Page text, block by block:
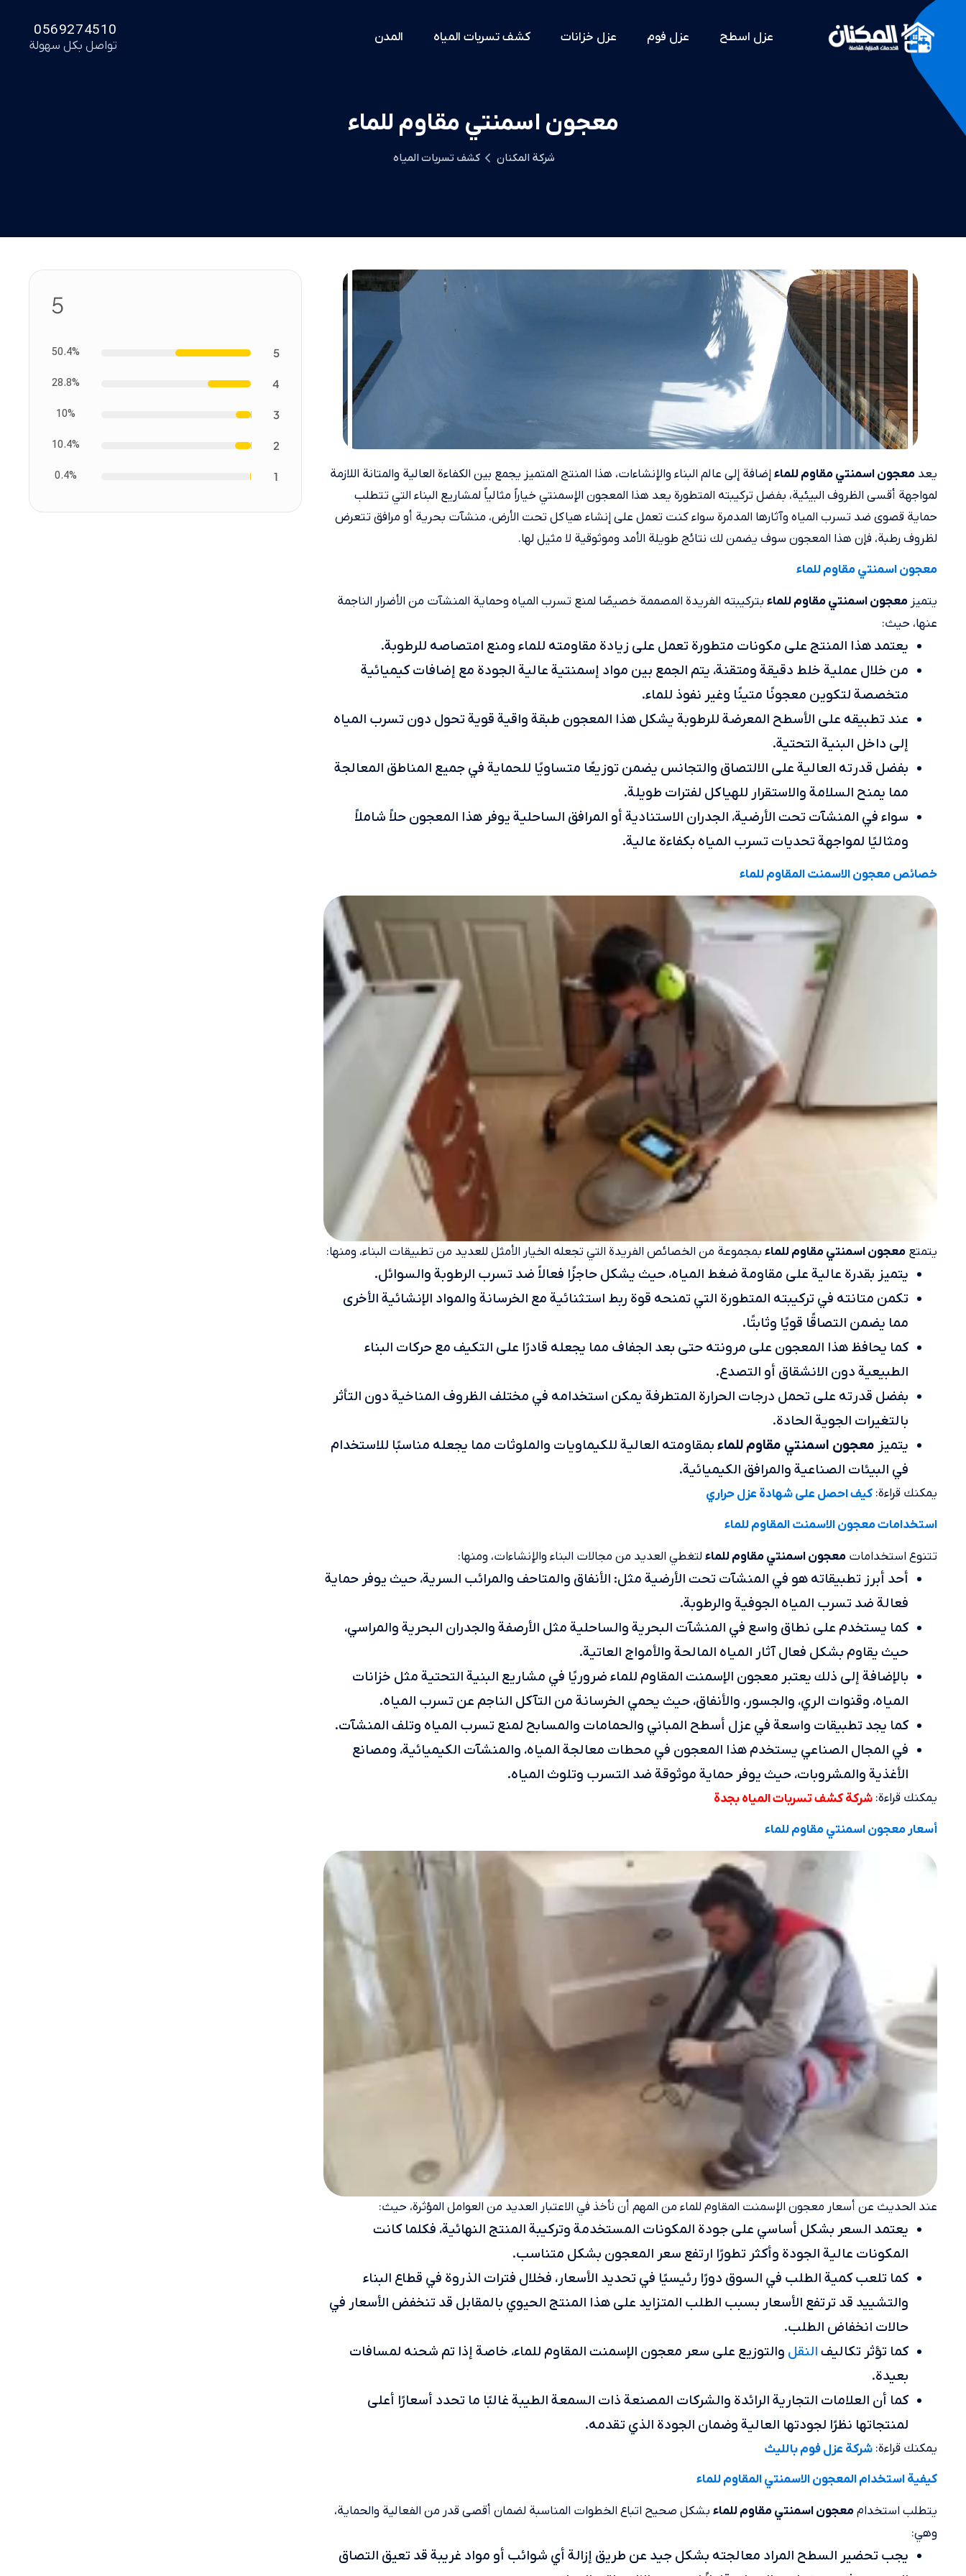
عزل اسطح عزل فوم عزل خزانات كشف تسربات المياه المدن 0569274510
تواصل بكل سهولة
معجون اسمنتي مقاوم للماء
شركة المكنان كشف تسربات المياه
يعد معجون اسمنتي مقاوم للماءإضافة إلى عالم البناء والإنشاءات، هذا المنتج المتميز يجمع بين الكفاءة العالية والمتانة اللازمة
لمواجهة أقسى الظروف البيئية، بفضل تركيبته المتطورة يعد هذا المعجون الإسمنتي خياراً مثالياً لمشاريع البناء التي تتطلب
حماية قصوى ضد تسرب المياه وآثارها المدمرة سواء كنت تعمل على إنشاء هياكل تحت الأرض، منشآت بحرية أو مرافق تتعرض
لظروف رطبة، فإن هذا المعجون سوف يضمن لك نتائج طويلة الأمد وموثوقية لا مثيل لها.
معجون اسمنتي مقاوم للماء
يتميز معجون اسمنتي مقاوم للماء بتركيبته الفريدة المصممة خصيصًا لمنع تسرب المياه وحماية المنشآت من الأضرار الناجمة
عنها، حيث:
يعتمد هذا المنتج على مكونات متطورة تعمل على زيادة مقاومته للماء ومنع امتصاصه للرطوبة.
من خلال عملية خلط دقيقة ومتقنة، يتم الجمع بين مواد إسمنتية عالية الجودة مع إضافات كيميائية
متخصصة لتكوين معجونًا متينًا وغير نفوذ للماء.
عند تطبيقه على الأسطح المعرضة للرطوبة يشكل هذا المعجون طبقة واقية قوية تحول دون تسرب المياه
إلى داخل البنية التحتية.
بفضل قدرته العالية على الالتصاق والتجانس يضمن توزيعًا متساويًا للحماية في جميع المناطق المعالجة
مما يمنح السلامة والاستقرار للهياكل لفترات طويلة.
سواء في المنشآت تحت الأرضية، الجدران الاستنادية أو المرافق الساحلية يوفر هذا المعجون حلاً شاملاً
ومثاليًا لمواجهة تحديات تسرب المياه بكفاءة عالية.
خصائص معجون الاسمنت المقاوم للماء
يتمتع معجون اسمنتي مقاوم للماء بمجموعة من الخصائص الفريدة التي تجعله الخيار الأمثل للعديد من تطبيقات البناء، ومنها:
يتميز بقدرة عالية على مقاومة ضغط المياه، حيث يشكل حاجزًا فعالاً ضد تسرب الرطوبة والسوائل.
تكمن متانته في تركيبته المتطورة التي تمنحه قوة ربط استثنائية مع الخرسانة والمواد الإنشائية الأخرى
مما يضمن التصاقًا قويًا وثابتًا.
كما يحافظ هذا المعجون على مرونته حتى بعد الجفاف مما يجعله قادرًا على التكيف مع حركات البناء
الطبيعية دون الانشقاق أو التصدع.
بفضل قدرته على تحمل درجات الحرارة المتطرفة يمكن استخدامه في مختلف الظروف المناخية دون التأثر
بالتغيرات الجوية الحادة.
يتميز معجون اسمنتي مقاوم للماء بمقاومته العالية للكيماويات والملوثات مما يجعله مناسبًا للاستخدام
في البيئات الصناعية والمرافق الكيميائية.
يمكنك قراءة: كيف احصل على شهادة عزل حراري
استخدامات معجون الاسمنت المقاوم للماء
تتنوع استخدامات معجون اسمنتي مقاوم للماء لتغطي العديد من مجالات البناء والإنشاءات، ومنها:
أحد أبرز تطبيقاته هو في المنشآت تحت الأرضية مثل: الأنفاق والمتاحف والمرائب السرية، حيث يوفر حماية
فعالة ضد تسرب المياه الجوفية والرطوبة.
كما يستخدم على نطاق واسع في المنشآت البحرية والساحلية مثل الأرصفة والجدران البحرية والمراسي،
حيث يقاوم بشكل فعال آثار المياه المالحة والأمواج العاتية.
بالإضافة إلى ذلك يعتبر معجون الإسمنت المقاوم للماء ضروريًا في مشاريع البنية التحتية مثل خزانات
المياه، وقنوات الري، والجسور، والأنفاق، حيث يحمي الخرسانة من التآكل الناجم عن تسرب المياه.
كما يجد تطبيقات واسعة في عزل أسطح المباني والحمامات والمسابح لمنع تسرب المياه وتلف المنشآت.
في المجال الصناعي يستخدم هذا المعجون في محطات معالجة المياه، والمنشآت الكيميائية، ومصانع
الأغذية والمشروبات، حيث يوفر حماية موثوقة ضد التسرب وتلوث المياه.
يمكنك قراءة: شركة كشف تسربات المياه بجدة
أسعار معجون اسمنتي مقاوم للماء
عند الحديث عن أسعار معجون الإسمنت المقاوم للماء من المهم أن نأخذ في الاعتبار العديد من العوامل المؤثرة، حيث:
يعتمد السعر بشكل أساسي على جودة المكونات المستخدمة وتركيبة المنتج النهائية، فكلما كانت
المكونات عالية الجودة وأكثر تطورًا ارتفع سعر المعجون بشكل متناسب.
كما تلعب كمية الطلب في السوق دورًا رئيسيًا في تحديد الأسعار، فخلال فترات الذروة في قطاع البناء
والتشييد قد ترتفع الأسعار بسبب الطلب المتزايد على هذا المنتج الحيوي بالمقابل قد تنخفض الأسعار في
حالات انخفاض الطلب.
كما تؤثر تكاليف النقل والتوزيع على سعر معجون الإسمنت المقاوم للماء، خاصة إذا تم شحنه لمسافات
بعيدة.
كما أن العلامات التجارية الرائدة والشركات المصنعة ذات السمعة الطيبة غالبًا ما تحدد أسعارًا أعلى
لمنتجاتها نظرًا لجودتها العالية وضمان الجودة الذي تقدمه.
يمكنك قراءة: شركة عزل فوم بالليث
كيفية استخدام المعجون الاسمنتي المقاوم للماء
يتطلب استخدام معجون اسمنتي مقاوم للماء بشكل صحيح اتباع الخطوات المناسبة لضمان أقصى قدر من الفعالية والحماية،
وهي:
يجب تحضير السطح المراد معالجته بشكل جيد عن طريق إزالة أي شوائب أو مواد غريبة قد تعيق التصاق
5
5
50.4%
4
28.8%
3
10%
2
10.4%
1
0.4%